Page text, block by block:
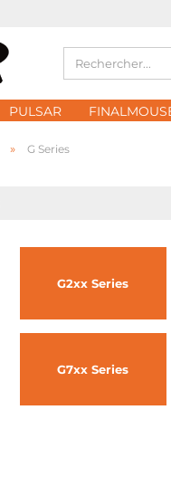
PULSAR
» G Series
G2xx Series
G7xx Series